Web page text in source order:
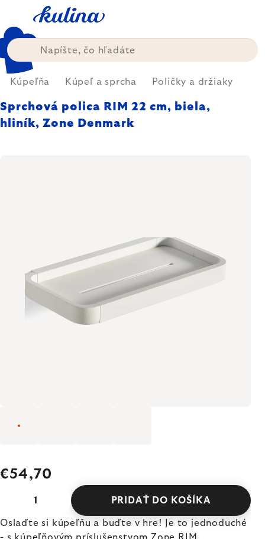
obsah
Kúpeľňa Kúpeľ a sprcha Poličky a držiaky
Sprchová polica RIM 22 cm, biela,
hliník, Zone Denmark
€54,70
PRIDAŤ DO KOŠÍKA
Oslaďte si kúpeľňu a buďte v hre! Je to jednoduché